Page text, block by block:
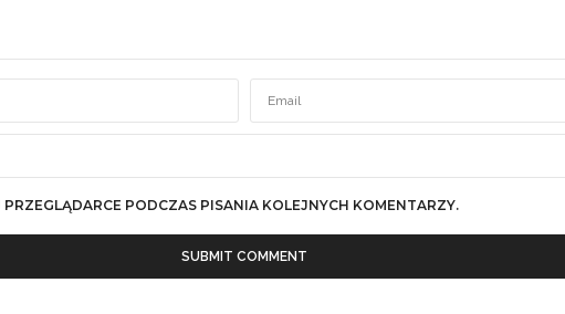
PODCZAS PISANIA KOLEJNYCH KOMENTARZY.